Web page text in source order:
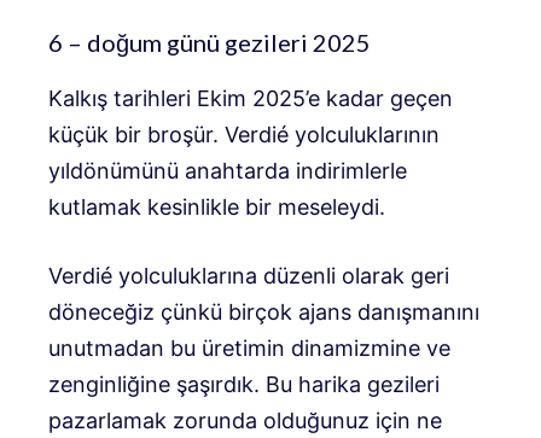
6 – doğum günü gezileri 2025
Kalkış tarihleri ​​Ekim 2025’e kadar geçen
küçük bir broşür. Verdié yolculuklarının
yıldönümünü anahtarda indirimlerle
kutlamak kesinlikle bir meseleydi.
Verdié yolculuklarına düzenli olarak geri
döneceğiz çünkü birçok ajans danışmanını
unutmadan bu üretimin dinamizmine ve
zenginliğine şaşırdık. Bu harika gezileri
pazarlamak zorunda olduğunuz için ne